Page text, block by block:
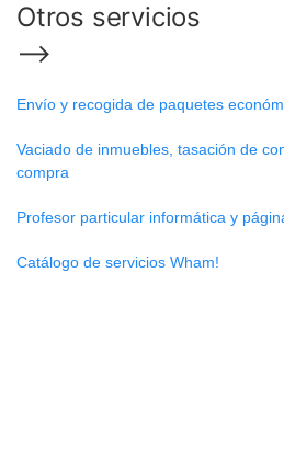
Otros servicios
⟶
Envío y recogida de paquetes
Vaciado de inmuebles, tasación de
compra
Profesor particular informática y
Catálogo de servicios Wham!